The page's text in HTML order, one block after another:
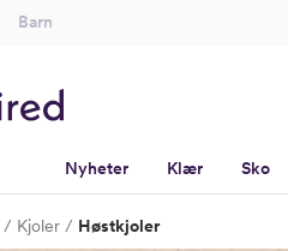
Barn
Nyheter Klær Sko
Kjoler Høstkjoler